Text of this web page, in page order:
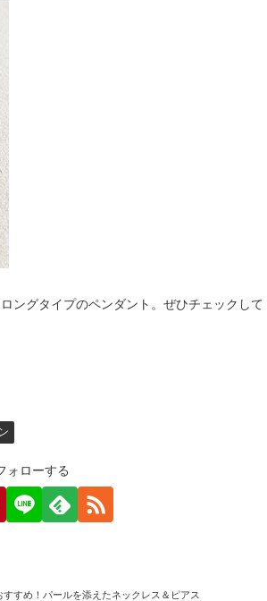
ングタイプのペンダント。ぜひチェックして
ォローする
すめ！パールを添えたネックレス＆ピアス